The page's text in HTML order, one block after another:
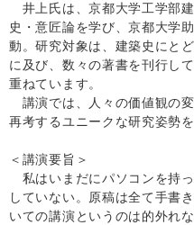
井上氏は、京都大学工学部
史・意匠論を学び、京都大学
動。研究対象は、建築史にと
に及び、数々の著書を刊行し
重ねています。
講演では、人々の価値観の
再考するユニークな研究姿勢を
＜講演要旨＞
私はいまだにパソコンを持
していない。原稿は全て手書
いての講演というのは的外れ